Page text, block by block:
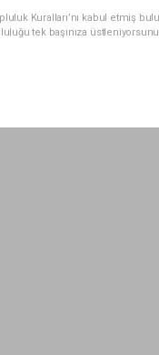
Kuralları’nı kabul etmiş
tek başınıza